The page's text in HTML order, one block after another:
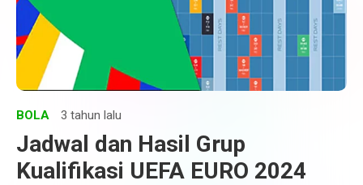
BOLA 3 tahun lalu
Jadwal dan Hasil Grup
Kualifikasi UEFA EURO 2024